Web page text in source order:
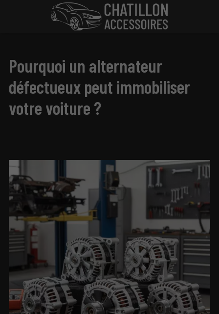
Pourquoi un alternateur
défectueux peut immobiliser
votre voiture ?